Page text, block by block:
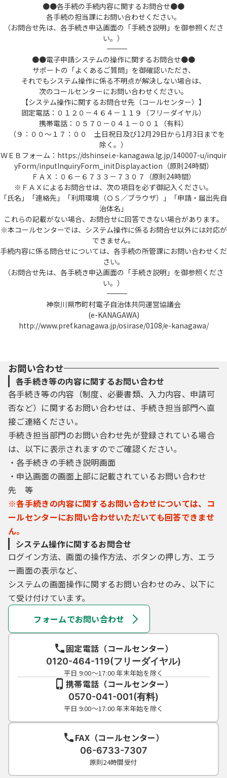
●●各手続の手続内容に関するお問合せ●●
各手続の担当課にお問い合わせください。
（お問合せ先は、各手続き申込画面の「手続き説明」を御参照くださ
い。）
――――――――――――――――――――――――――――――――――――――――――――――――――
●●電子申請システムの操作に関するお問合せ●●
サポートの「よくあるご質問」を御確認いただき、
それでもシステム操作に係る不明点が解決しない場合は、
次のコールセンターにお問い合わせください。
【システム操作に関するお問合せ先（コールセンター）】
固定電話：０１２０－４６４－１１９（フリーダイヤル）
携帯電話：０５７０－０４１－００１（有料）
（９：００～１７：００ 土日祝日及び12月29日から1月3日までを
除く。）
ＷＥＢフォーム：https://dshinsei.e-kanagawa.lg.jp/140007-u/inquir
yForm/inputInquiryForm_initDisplay.action（原則24時間）
ＦＡＸ：０６－６７３３－７３０７（原則24時間）
※ＦＡＸによるお問合せは、次の項目を必ず御記入ください。
「氏名」「連絡先」「利用環境（ＯＳ／ブラウザ）」「申請・届出先自
治体名」
これらの記載がない場合、お問合せに回答できない場合があります。
※本コールセンターでは、システム操作に係るお問合せ以外には対応が
できません。
手続内容に係る問合せについては、各手続の所管課にお問い合わせくだ
さい。
（お問合せ先は、各手続き申込画面の「手続き説明」を御参照くださ
い。）
――――――――――――――――――――――――――――――――――――――――――――――――――
神奈川県市町村電子自治体共同運営協議会
(e-KANAGAWA)
http://www.pref.kanagawa.jp/osirase/0108/e-kanagawa/
お問い合わせ
各手続き等の内容に関するお問い合わせ
各手続き等の内容（制度、必要書類、入力内容、申請可
否など）に関するお問い合わせは、手続き担当部門へ直
接ご連絡ください。
手続き担当部門のお問い合わせ先が登録されている場合
は、以下に表示されますのでご確認ください。
・各手続きの手続き説明画面
・申込画面の画面上部に記載されているお問い合わせ
先 等
※各手続きの内容に関するお問い合わせについては、コ
ールセンターにお問い合わせいただいても回答できませ
ん。
システム操作に関するお問合せ
ログイン方法、画面の操作方法、ボタンの押し方、エラ
ー画面の表示など、
システムの画面操作に関するお問い合わせのみ、以下に
て受け付けています。
フォームでお問い合わせ
固定電話（コールセンター）
0120-464-119(フリーダイヤル)
平日 9:00～17:00 年末年始を除く
携帯電話（コールセンター）
0570-041-001(有料)
平日 9:00～17:00 年末年始を除く
FAX（コールセンター）
06-6733-7307
原則24時間受付